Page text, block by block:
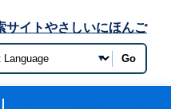
サイトやさしいにほんご
Go